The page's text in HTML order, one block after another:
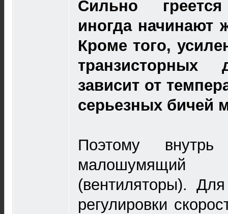
Сильно
иногда начинают
Кроме того,
транзисторных
зависит от
серьезных бичей
Поэтому
малошумящий
(вентиляторы).
регулировки